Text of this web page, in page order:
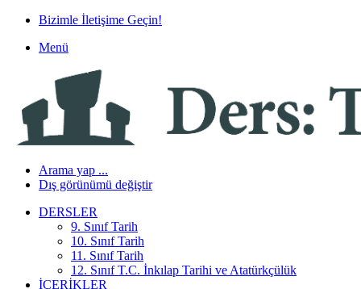
Bizimle İletişime Geçin!
Menü
Arama yap ...
Dış görünümü değiştir
DERSLER
9. Sınıf Tarih
10. Sınıf Tarih
11. Sınıf Tarih
12. Sınıf T.C. İnkılap Tarihi ve Atatürkçülük
İÇERIKLER